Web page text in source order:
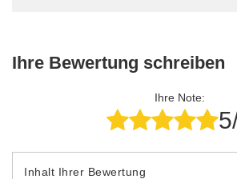
Ihre Bewertung schreiben
Ihre Note:
Inhalt Ihrer Bewertung